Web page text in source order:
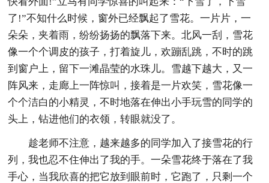
了!”不知什么时候，窗外已经飘起了雪花。一片片，一
朵朵，夹着雨，纷纷扬扬的飘落下来。北风一刮，雪花
像一个个调皮的孩子，打着旋儿，欢蹦乱跳，不时的跳
到窗户上，留下一滩晶莹的水珠儿。雪越下越大，又一
阵风来，走廊上一阵惊叫，接着是一片欢笑，雪花像一
个个洁白的小精灵，不时地落在伸出小手玩雪的同学的
头上，钻进他们的衣领，转眼就没了。
趁老师不注意，越来越多的同学加入了接雪花的行
列，我也忍不住伸出了我的手。一朵雪花终于落在了我
手心，当我欣喜的把它放到眼前时，它跑了，只剩一个